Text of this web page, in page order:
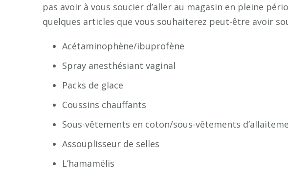
pas avoir à vous soucier d’aller au magasin en pleine
quelques articles que vous souhaiterez peut-être avoir
Acétaminophène/ibuprofène
Spray anesthésiant vaginal
Packs de glace
Coussins chauffants
Sous-vêtements en coton/sous-vêtements
Assouplisseur de selles
L’hamamélis